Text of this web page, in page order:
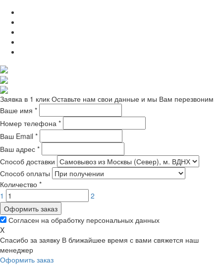
Заявка в 1 клик Оставьте нам свои данные и мы Вам перезвоним
Ваше имя *
Номер телефона *
Ваш Email *
Ваш адрес *
Способ доставки
Способ оплаты
Количество *
1
2
Оформить заказ
Согласен на обработку персональных данных
X
Спасибо за заявку В ближайшее время с вами свяжется наш
менеджер
Оформить заказ